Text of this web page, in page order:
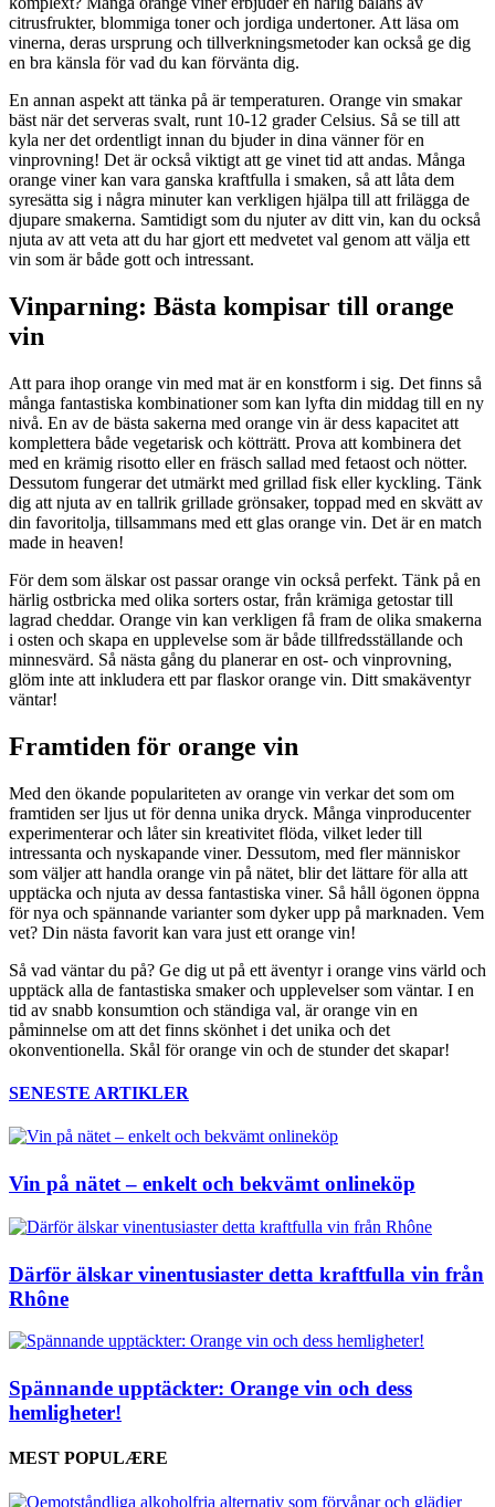
citrusfrukter, blommiga toner och jordiga undertoner. Att läsa om
vinerna, deras ursprung och tillverkningsmetoder kan också ge dig
en bra känsla för vad du kan förvänta dig.
En annan aspekt att tänka på är temperaturen. Orange vin smakar
bäst när det serveras svalt, runt 10-12 grader Celsius. Så se till att
kyla ner det ordentligt innan du bjuder in dina vänner för en
vinprovning! Det är också viktigt att ge vinet tid att andas. Många
orange viner kan vara ganska kraftfulla i smaken, så att låta dem
syresätta sig i några minuter kan verkligen hjälpa till att frilägga de
djupare smakerna. Samtidigt som du njuter av ditt vin, kan du också
njuta av att veta att du har gjort ett medvetet val genom att välja ett
vin som är både gott och intressant.
Vinparning: Bästa kompisar till orange
vin
Att para ihop orange vin med mat är en konstform i sig. Det finns så
många fantastiska kombinationer som kan lyfta din middag till en ny
nivå. En av de bästa sakerna med orange vin är dess kapacitet att
komplettera både vegetarisk och kötträtt. Prova att kombinera det
med en krämig risotto eller en fräsch sallad med fetaost och nötter.
Dessutom fungerar det utmärkt med grillad fisk eller kyckling. Tänk
dig att njuta av en tallrik grillade grönsaker, toppad med en skvätt av
din favoritolja, tillsammans med ett glas orange vin. Det är en match
made in heaven!
För dem som älskar ost passar orange vin också perfekt. Tänk på en
härlig ostbricka med olika sorters ostar, från krämiga getostar till
lagrad cheddar. Orange vin kan verkligen få fram de olika smakerna
i osten och skapa en upplevelse som är både tillfredsställande och
minnesvärd. Så nästa gång du planerar en ost- och vinprovning,
glöm inte att inkludera ett par flaskor orange vin. Ditt smakäventyr
väntar!
Framtiden för orange vin
Med den ökande populariteten av orange vin verkar det som om
framtiden ser ljus ut för denna unika dryck. Många vinproducenter
experimenterar och låter sin kreativitet flöda, vilket leder till
intressanta och nyskapande viner. Dessutom, med fler människor
som väljer att handla orange vin på nätet, blir det lättare för alla att
upptäcka och njuta av dessa fantastiska viner. Så håll ögonen öppna
för nya och spännande varianter som dyker upp på marknaden. Vem
vet? Din nästa favorit kan vara just ett orange vin!
Så vad väntar du på? Ge dig ut på ett äventyr i orange vins värld och
upptäck alla de fantastiska smaker och upplevelser som väntar. I en
tid av snabb konsumtion och ständiga val, är orange vin en
påminnelse om att det finns skönhet i det unika och det
okonventionella. Skål för orange vin och de stunder det skapar!
SENESTE ARTIKLER
Vin på nätet – enkelt och bekvämt onlineköp
Därför älskar vinentusiaster detta kraftfulla vin från
Rhône
Spännande upptäckter: Orange vin och dess
hemligheter!
MEST POPULÆRE